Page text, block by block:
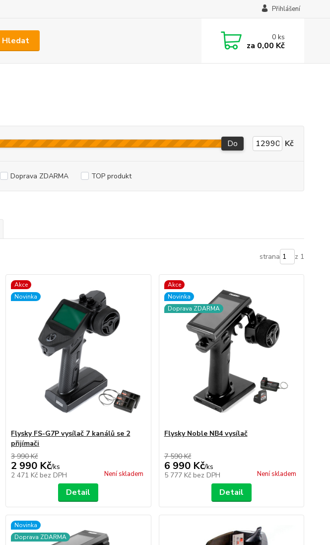
Přihlášení
Hledat 0ks
za 0,00 Kč
Do Kč
Doprava ZDARMA TOP produkt
strana z 1
Akce
Novinka
Flysky FS-G7P vysílač 7 kanálů se 2
přijímači
3 990 Kč
2 990 Kč/ks
2 471 Kč bez DPH Není skladem
Detail
Akce
Novinka
Doprava ZDARMA
Flysky Noble NB4 vysílač
7 590 Kč
6 990 Kč/ks
5 777 Kč bez DPH Není skladem
Detail
Novinka
Doprava ZDARMA